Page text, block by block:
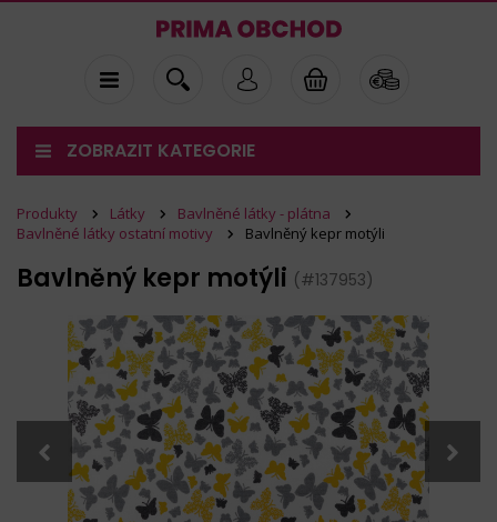
ZOBRAZIT KATEGORIE
Produkty Látky
Bavlněné látky - plátna
Bavlněné látky ostatní motivy
Bavlněný kepr motýli
Bavlněný kepr motýli (#137953)